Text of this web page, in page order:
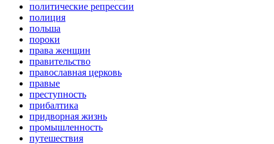
политические репрессии
полиция
польша
пороки
права женщин
правительство
православная церковь
правые
преступность
прибалтика
придворная жизнь
промышленность
путешествия